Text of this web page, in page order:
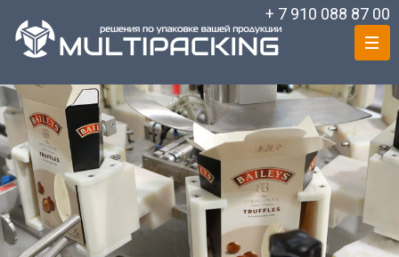
+ 7 910 088 87 00